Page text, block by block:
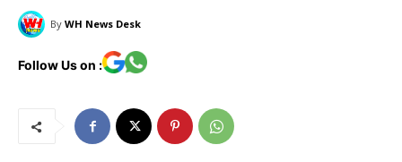
By WH News Desk
Follow Us on :